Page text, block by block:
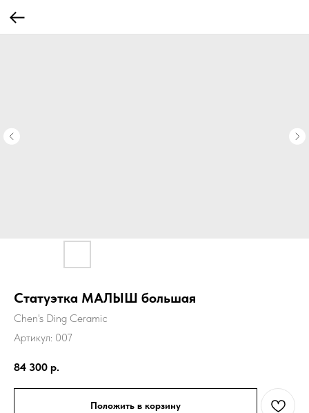
Статуэтка МАЛЫШ большая
Chen's Ding Ceramic
Артикул: 007
84 300 р.
Положить в корзину